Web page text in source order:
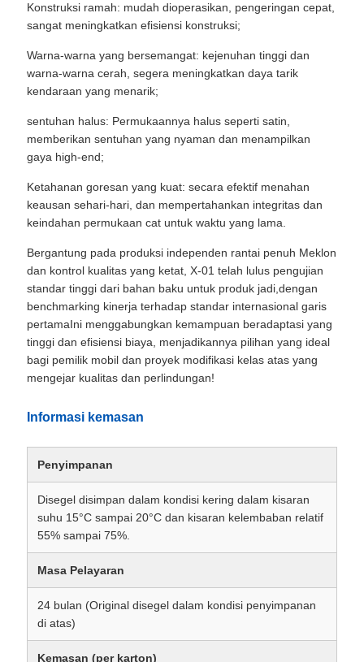
Konstruksi ramah: mudah dioperasikan, pengeringan cepat,
sangat meningkatkan efisiensi konstruksi;
Warna-warna yang bersemangat: kejenuhan tinggi dan
warna-warna cerah, segera meningkatkan daya tarik
kendaraan yang menarik;
sentuhan halus: Permukaannya halus seperti satin,
memberikan sentuhan yang nyaman dan menampilkan
gaya high-end;
Ketahanan goresan yang kuat: secara efektif menahan
keausan sehari-hari, dan mempertahankan integritas dan
keindahan permukaan cat untuk waktu yang lama.
Bergantung pada produksi independen rantai penuh Meklon
dan kontrol kualitas yang ketat, X-01 telah lulus pengujian
standar tinggi dari bahan baku untuk produk jadi,dengan
benchmarking kinerja terhadap standar internasional garis
pertamaIni menggabungkan kemampuan beradaptasi yang
tinggi dan efisiensi biaya, menjadikannya pilihan yang ideal
bagi pemilik mobil dan proyek modifikasi kelas atas yang
mengejar kualitas dan perlindungan!
Informasi kemasan
Penyimpanan
Disegel disimpan dalam kondisi kering dalam kisaran
suhu 15°C sampai 20°C dan kisaran kelembaban relatif
55% sampai 75%.
Masa Pelayaran
24 bulan (Original disegel dalam kondisi penyimpanan
di atas)
Kemasan (per karton)